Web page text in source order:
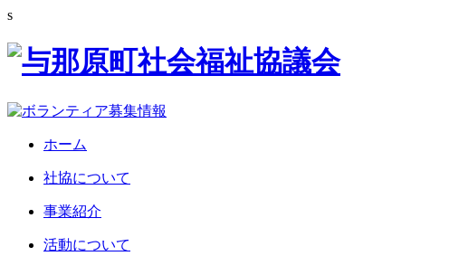
s
ホーム
社協について
事業紹介
活動について